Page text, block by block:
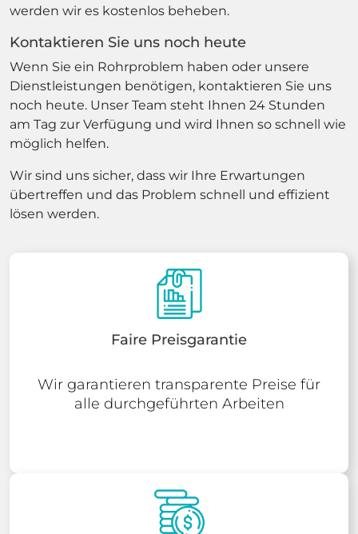
werden wir es kostenlos beheben.
Kontaktieren Sie uns noch heute
Wenn Sie ein Rohrproblem haben oder unsere
Dienstleistungen benötigen, kontaktieren Sie uns
noch heute. Unser Team steht Ihnen 24 Stunden
am Tag zur Verfügung und wird Ihnen so schnell wie
möglich helfen.
Wir sind uns sicher, dass wir Ihre Erwartungen
übertreffen und das Problem schnell und effizient
lösen werden.
Faire Preisgarantie
Wir garantieren transparente Preise für
alle durchgeführten Arbeiten